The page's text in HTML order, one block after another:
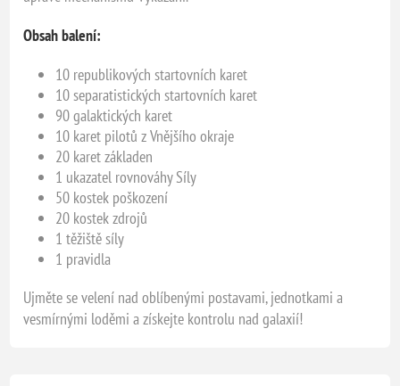
Obsah balení:
10 republikových startovních karet
10 separatistických startovních karet
90 galaktických karet
10 karet pilotů z Vnějšího okraje
20 karet základen
1 ukazatel rovnováhy Síly
50 kostek poškození
20 kostek zdrojů
1 těžiště síly
1 pravidla
Ujměte se velení nad oblíbenými postavami, jednotkami a
vesmírnými loděmi a získejte kontrolu nad galaxií!